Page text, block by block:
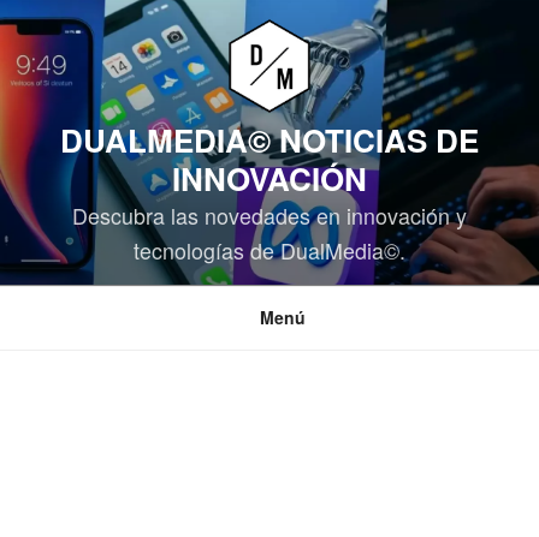
Saltar
contenido
DUALMEDIA© NOTICIAS DE
INNOVACIÓN
Descubra las novedades en innovación y
tecnologías de DualMedia©.
Menú